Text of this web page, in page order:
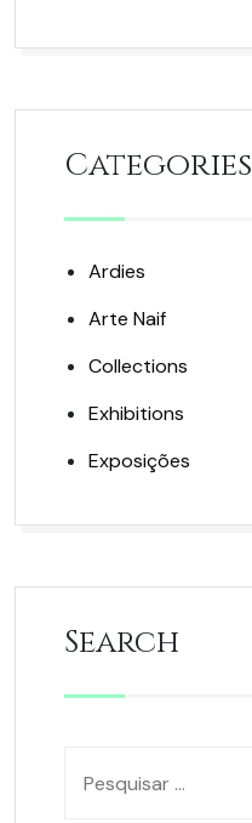
Categories
Ardies
Arte Naif
Collections
Exhibitions
Exposições
Search